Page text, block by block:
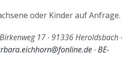
oder Kinder auf Anfrage.
17 ∙ 91336 Heroldsbach ∙
∙ BE-